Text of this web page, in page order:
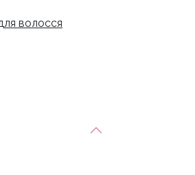
волосся